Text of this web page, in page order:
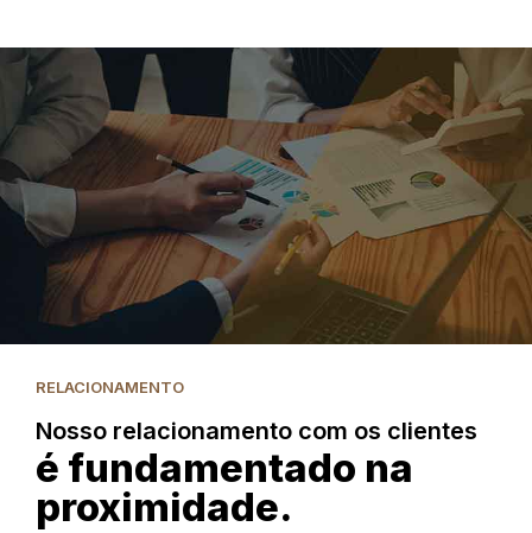
RELACIONAMENTO
Nosso relacionamento com os clientes
é fundamentado na
proximidade.